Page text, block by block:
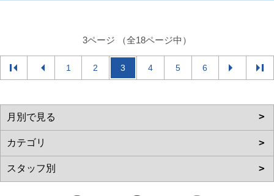
3ページ （全18ページ中）
1 2 3 4 5 6